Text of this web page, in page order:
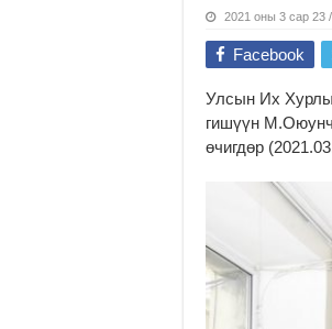
2021 оны 3 сар 23
Facebook
Улсын Их
гишүүн
өчигдөр